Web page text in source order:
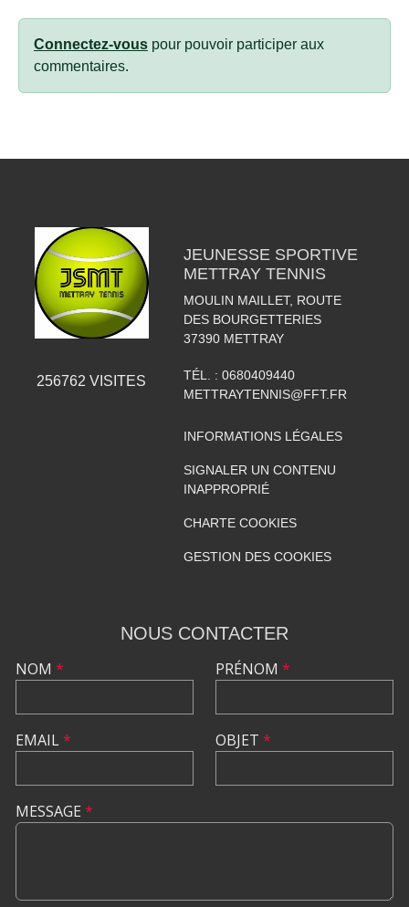
Connectez-vous pour pouvoir participer aux
commentaires.
256762 VISITES
JEUNESSE SPORTIVE
METTRAY TENNIS
MOULIN MAILLET, ROUTE
DES BOURGETTERIES
37390 METTRAY
TÉL. : 0680409440
METTRAYTENNIS@FFT.FR
INFORMATIONS LÉGALES
SIGNALER UN CONTENU
INAPPROPRIÉ
CHARTE COOKIES
GESTION DES COOKIES
NOUS CONTACTER
NOM *
EMAIL*
PRÉNOM *
OBJET *
MESSAGE *